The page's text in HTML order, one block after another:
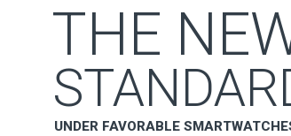
THE
UNDER FAVORABLE